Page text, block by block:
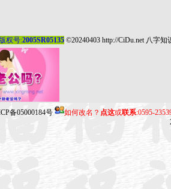
版权号:2005SR05135 ©20240403 http://CiDu.net 八字知
备05000184号 如何改名？ 点这或联系:0595-